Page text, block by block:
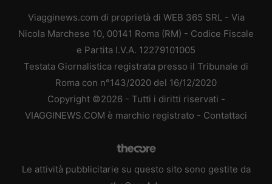
Viagginews.com di proprietà di WEB 365 SRL - Via
Nicola Marchese 10, 00141 Roma (RM) - Codice Fiscale
e Partita I.V.A. 12279101005
Testata Giornalistica registrata presso il Tribunale di
Roma con n°143/2020 del 16/12/2020
Copyright ©2026 - Tutti i diritti riservati -
VIAGGINEWS.COM è marchio registrato - Contattaci
Le attività pubblicitarie su questo sito sono gestite da